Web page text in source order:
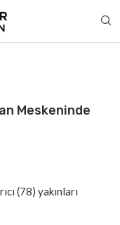
Meskeninde
(78) yakınları